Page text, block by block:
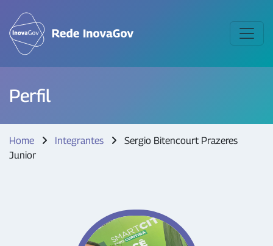
Perfil
Home Integrantes
Sergio Bitencourt Prazeres
Junior